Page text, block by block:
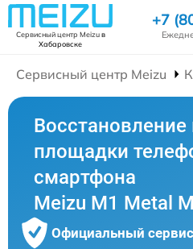
Сервисный центр Meizuв
Хабаровске
+7
Сервисный центр Meizu
Восстановление
площадки
смартфона
Meizu M1 Metal
Официальный сервис